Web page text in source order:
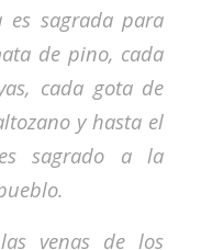
es sagrada para
de pino, cada
cada gota de
y hasta el
sagrado a la
venas de los